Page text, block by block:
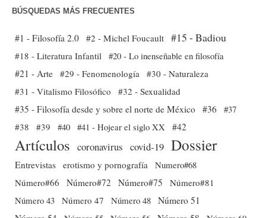
BÚSQUEDAS MÁS FRECUENTES
#1 - Filosofía 2.0 #2 - Michel Foucault #15 - Badiou
#18 - Literatura Infantil #20 - Lo inenseñable en filosofía
#21 - Arte #29 - Fenomenología
#30 - Naturaleza
#31 - Vitalismo Filosófico
#32 - Sexualidad
#35 - Filosofía desde y sobre el norte de México #36 #37
#38
#39 #40 #41 - Hojear el siglo XX #42
Artículos coronavirus covid-19 Dossier
Entrevistas erotismo y pornografía
Numero#68
Número#66
Número#72 Número#75
Número#81
Número 43 Número 47 Número 48 Número 51